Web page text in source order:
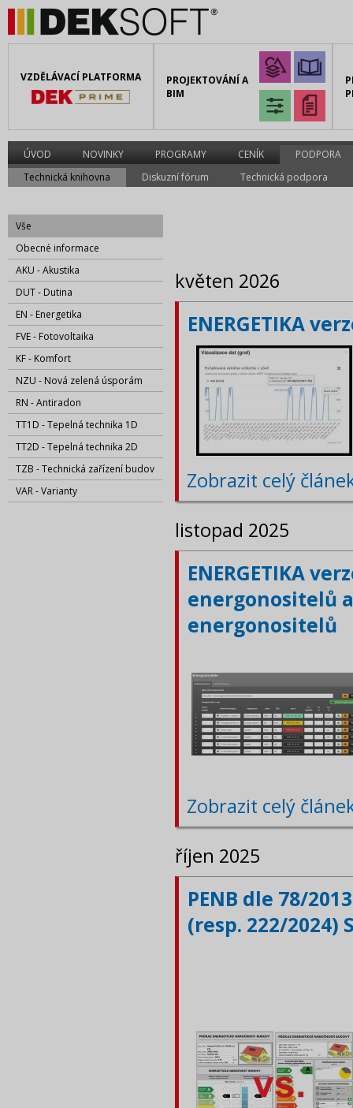
VZDĚLÁVACÍ PLATFORMA
PROJEKTOVÁNÍ A
BIM
ÚVOD NOVINKY PROGRAMY CENÍK
PODPORA
Technická knihovna
Diskuzní fórum Technická podpora
Vše
Obecné informace
AKU - Akustika
DUT - Dutina
EN - Energetika
FVE - Fotovoltaika
KF - Komfort
NZU - Nová zelená úsporám
RN - Antiradon
TT1D - Tepelná technika 1D
TT2D - Tepelná technika 2D
TZB - Technická zařízení budov
VAR - Varianty
květen 2026
ENERGETIKA
Zobrazit celý
listopad 2025
ENERGETIKA
energonositelů
energonositelů
Zobrazit celý
říjen 2025
PENB dle 78/
(resp. 222/2024)